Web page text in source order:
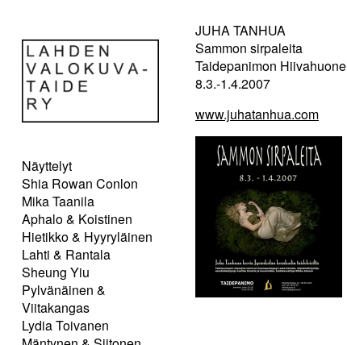
Näyttelyt
Shia Rowan Conlon
Mika Taanila
Aphalo & Koistinen
Hietikko & Hyyryläinen
Lahti & Rantala
Sheung Yiu
Pylvänäinen &
Viitakangas
Lydia Toivanen
JUHA TANHUA
Sammon sirpaleita
Taidepanimon Hiivahuone
8.3.-1.4.2007
www.juhatanhua.com